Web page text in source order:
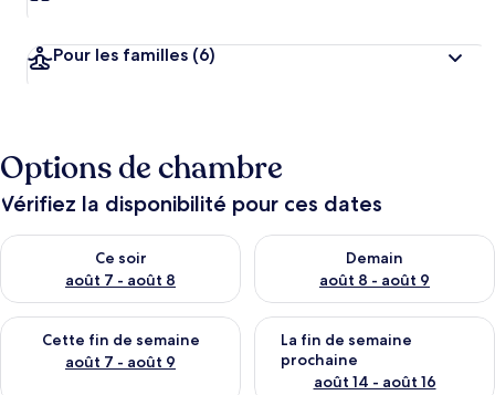
Pour les familles (6)
Options de chambre
Vérifiez la disponibilité pour ces dates
Ce soir
août 7 - août 8
Vérifier la disponibilité pour ce soir août 7 - août 8
Demain
août 8 - août 9
Vérifier la disponibilité pour
Cette fin de semaine
août 7 - août 9
Vérifier la disponibilité pour cette fin de semaine août 7 -
La fin de semaine
prochaine
août 14 - août 16
Vérifier la disponibilité pour